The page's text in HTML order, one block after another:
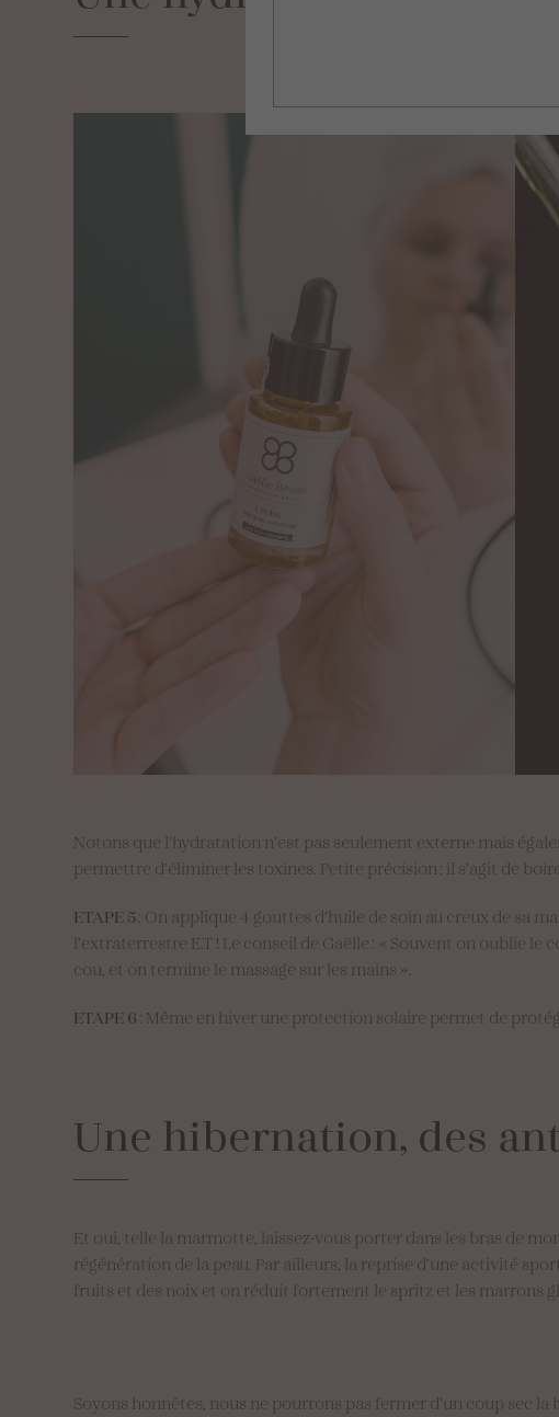
Notons que l’hydratation n’est pas seulement externe mais
permettre d’éliminer les toxines. Petite précision : il s’agit de boire
ETAPE 5 : On applique 4 gouttes d’huile de soin au creux de sa
l’extraterrestre E.T ! Le conseil de Gaëlle : « Souvent on oublie
cou, et on termine le massage sur les mains ».
ETAPE 6 : Même en hiver une protection solaire permet de
Une hibernation, des
Et oui, telle la marmotte, laissez-vous porter dans les bras de
régénération de la peau. Par ailleurs, la reprise d’une activité
fruits et des noix et on réduit fortement le spritz et les marrons
Soyons honnêtes, nous ne pourrons pas fermer d’un coup sec